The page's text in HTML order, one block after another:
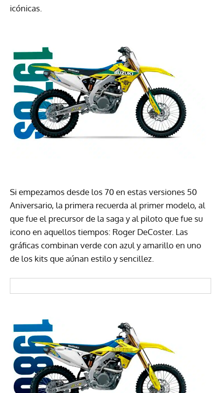
icónicas.
Si empezamos desde los 70 en estas versiones 50
Aniversario, la primera recuerda al primer modelo, al
que fue el precursor de la saga y al piloto que fue su
icono en aquellos tiempos: Roger DeCoster. Las
gráficas combinan verde con azul y amarillo en uno
de los kits que aúnan estilo y sencillez.